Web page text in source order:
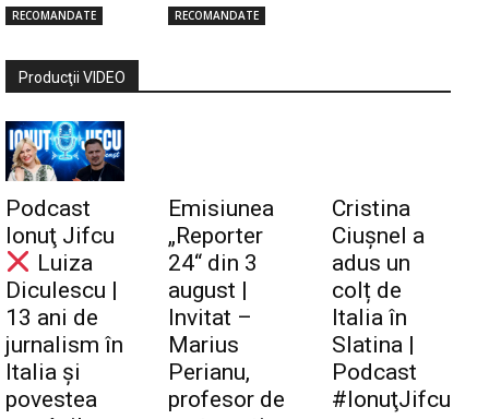
RECOMANDATE RECOMANDATE
Producţii VIDEO
Podcast
Ionuţ Jifcu
Luiza
Diculescu |
13 ani de
jurnalism în
Italia și
povestea
Emisiunea
„Reporter
24“ din 3
august |
Invitat –
Marius
Perianu,
profesor de
Cristina
Ciuşnel a
adus un
colț de
Italia în
Slatina |
Podcast
#IonuţJifcu